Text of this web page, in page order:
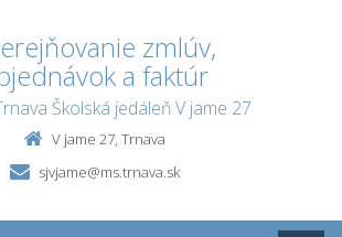
zmlúv,
a faktúr
Školská jedáleň V jame 27
V jame 27, Trnava
sjvjame@ms.trnava.sk